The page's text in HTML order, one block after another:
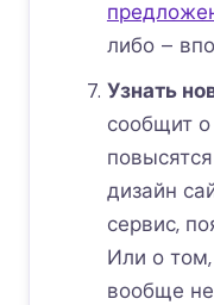
либо –
Узнать
сообщит о
дизайн
сервис,
Или о
вообще